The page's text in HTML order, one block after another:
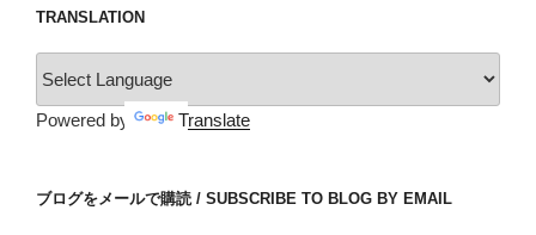
TRANSLATION
Powered by Translate
ブログをメールで購読 / SUBSCRIBE TO BLOG BY EMAIL